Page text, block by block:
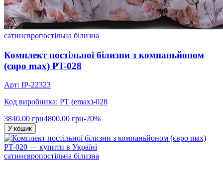
сатинєвропостільна білизна
Комплект постільної білизни з компаньйоном
(євро max) PT-028
Арт: IP-22323
Код виробника: PT (emax)-028
3840.00 грн4800.00 грн-20%
У кошик
сатинєвропостільна білизна